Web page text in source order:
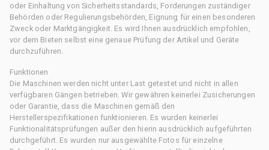
oder Einhaltung von Sicherheitsstandards, Forderungen zuständiger
Behörden oder Regulierungsbehörden, Eignung für einen besonderen
Zweck oder Marktgängigkeit. Es wird Ihnen ausdrücklich empfohlen,
vor dem Bieten selbst eine genaue Prüfung der Artikel und Geräte
durchzuführen.
Funktionen
Die Maschinen werden nicht unter Last getestet und nicht in allen
verfügbaren Gängen betrieben. Wir gewähren keinerlei Zusicherungen
oder Garantie, dass die Maschinen gemäß den
Herstellerspezifikationen funktionieren. Es wurden keinerlei
Funktionalitätsprüfungen außer den hierin ausdrücklich aufgeführten
durchgeführt. Es wurden nur ausgewählte Fotos für einzelne